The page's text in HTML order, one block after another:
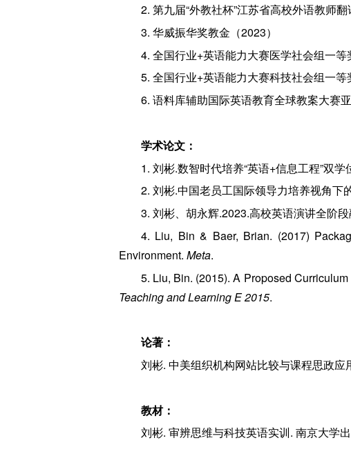
2. 第九届“外教社杯”江苏省高校外语教师翻
3. 华威振华奖教金（2023）
4. 全国行业+英语能力大赛医学社会组一等
5. 全国行业+英语能力大赛科技社会组一等
6. 语料库辅助国际英语教育全球教案大赛亚
学术论文：
1. 刘彬.数智时代培养“英语+信息工程”双
2. 刘彬.中国老员工国际领导力培养视角下
3. 刘彬、胡永辉.2023.高校英语演讲全阶
4. Liu, Bin & Baer, Brian. (2017)
Environment. Meta.
5. Liu, Bin. (2015). A Proposed
Teaching and Learning E 2015.
论著：
刘彬. 中美组织机构网站比较与课程思政应
教材：
刘彬. 审辨思维与科技英语实训. 南京大学